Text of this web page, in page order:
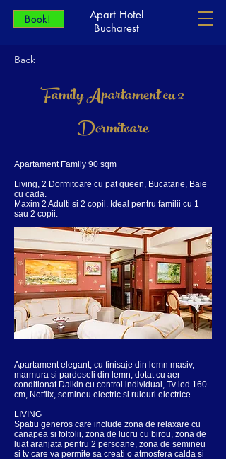
Apart Hotel
Bucharest
Book!
Back
Family Apartament cu 2
Dormitoare
Apartament Family 90 sqm
Living, 2 Dormitoare cu pat queen, Bucatarie, Baie
cu cada.
Maxim 2 Adulti si 2 copil. Ideal pentru familii cu 1
sau 2 copii.
Apartament elegant, cu finisaje din lemn masiv,
marmura si pardoseli din lemn, dotat cu aer
conditionat Daikin cu control individual, Tv led 160
cm, Netflix, semineu electric si rulouri electrice.
LIVING
Spatiu generos care include zona de relaxare cu
canapea si foltolii, zona de lucru cu birou, zona de
luat aranjata pentru 2 persoane, zona de semineu
si tv care va permite sa creati o atmosfera calda si